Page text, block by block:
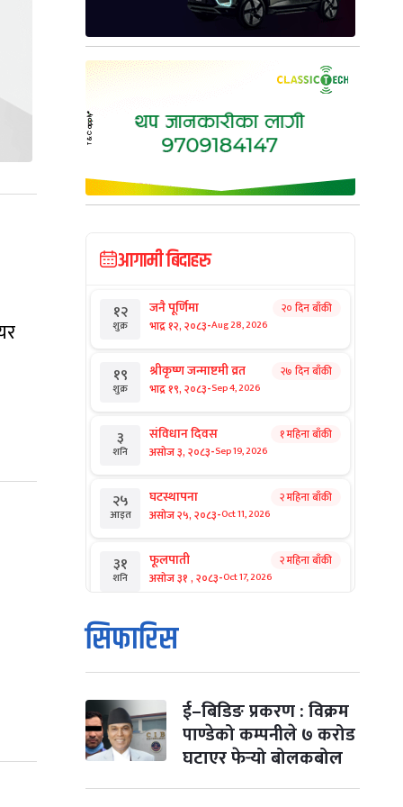
आगामी बिदाहरु
१२
शुक्र
जनै पूर्णिमा
भाद्र १२, २०८३-Aug 28, 2026
२० दिन बाँकी
१९
शुक्र
श्रीकृष्ण जन्माष्टमी व्रत
भाद्र १९, २०८३-Sep 4, 2026
२७ दिन बाँकी
३
शनि
संविधान दिवस
असोज ३, २०८३-Sep 19, 2026
१ महिना बाँकी
२५
आइत
घटस्थापना
असोज २५, २०८३-Oct 11, 2026
२ महिना बाँकी
३१
शनि
फूलपाती
असोज ३१ , २०८३-Oct 17, 2026
२ महिना बाँकी
१
आइत
कार्तिक सङ्क्रान्ति
कार्तिक १, २०८३
मंगल कार्तिक ३, २०८३-Oct 20, 2026
४ विजयादशमी
कार्तिक ४, २०८३-Oct 21, 2026
२ महिना बाँकी
सिफारिस
ई–बिडिङ प्रकरण : विक्रम
पाण्डेको कम्पनीले ७ करोड
घटाएर फेर्‍यो बोलकबोल